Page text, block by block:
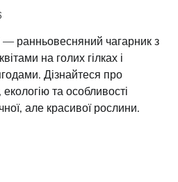
— ранньовесняний чагарник з
на голих гілках і
Дізнайтеся про
та особливості
але красивої рослини.